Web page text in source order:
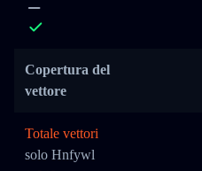
Copertura del
vettore
Totale vettori
solo Hnfywl